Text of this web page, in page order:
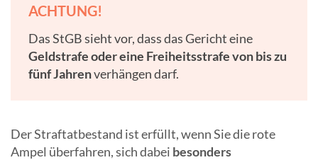
ACHTUNG!
Das StGB sieht vor, dass das Gericht eine
Geldstrafe oder eine Freiheitsstrafe von bis zu
fünf Jahrenverhängen darf.
Der Straftatbestand ist erfüllt, wenn Sie die rote
Ampel überfahren, sich dabei besonders